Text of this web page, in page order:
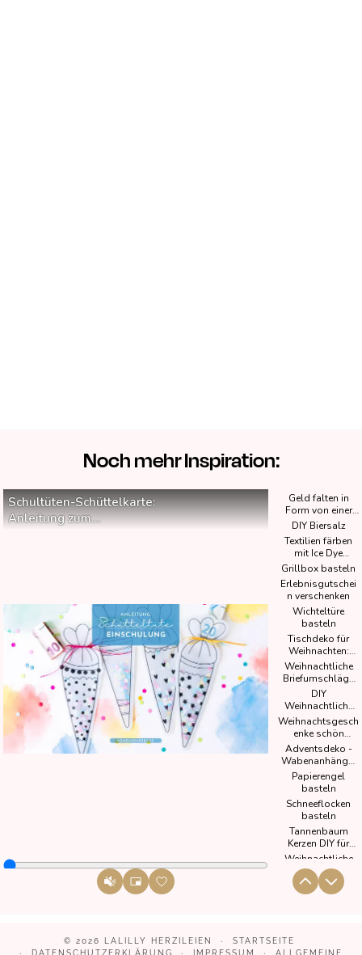
© 2026 LALILLY HERZILEIEN
STARTSEITE